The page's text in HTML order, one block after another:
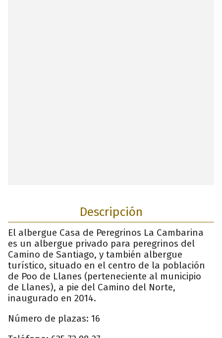
Descripción
El albergue Casa de Peregrinos La Cambarina
es un albergue privado para peregrinos del
Camino de Santiago, y también albergue
turístico, situado en el centro de la población
de Poo de Llanes (perteneciente al municipio
de Llanes), a pie del Camino del Norte,
inaugurado en 2014.
Número de plazas: 16